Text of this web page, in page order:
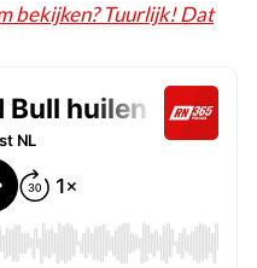
bekijken? Tuurlijk! Dat